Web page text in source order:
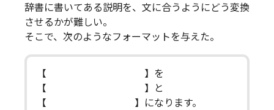
辞書に書いてある説明を、文に合うようにどう変換
させるかが難しい。
そこで、次のようなフォーマットを与えた。
【 】を
【 】と
【 】になります。